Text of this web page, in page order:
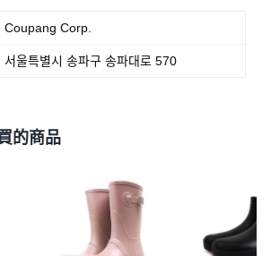
Coupang Corp.
서울특별시 송파구 송파대로 570
的商品